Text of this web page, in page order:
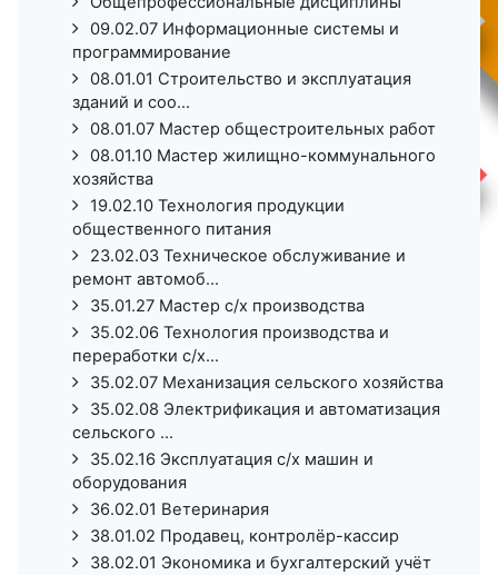
09.02.07 Информационные системы и
программирование
08.01.01 Строительство и эксплуатация
зданий и соо...
08.01.07 Мастер общестроительных работ
08.01.10 Мастер жилищно-коммунального
хозяйства
19.02.10 Технология продукции
общественного питания
23.02.03 Техническое обслуживание и
ремонт автомоб...
35.01.27 Мастер с/х производства
35.02.06 Технология производства и
переработки с/х...
35.02.07 Механизация сельского хозяйства
35.02.08 Электрификация и автоматизация
сельского ...
35.02.16 Эксплуатация с/х машин и
оборудования
36.02.01 Ветеринария
38.01.02 Продавец, контролёр-кассир
38.02.01 Экономика и бухгалтерский учёт